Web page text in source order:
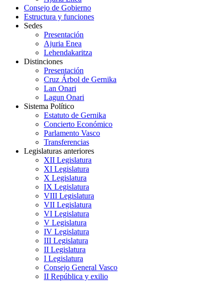
Consejo de Gobierno
Estructura y funciones
Sedes
Presentación
Ajuria Enea
Lehendakaritza
Distinciones
Presentación
Cruz Árbol de Gernika
Lan Onari
Lagun Onari
Sistema Político
Estatuto de Gernika
Concierto Económico
Parlamento Vasco
Transferencias
Legislaturas anteriores
XII Legislatura
XI Legislatura
X Legislatura
IX Legislatura
VIII Legislatura
VII Legislatura
VI Legislatura
V Legislatura
IV Legislatura
III Legislatura
II Legislatura
I Legislatura
Consejo General Vasco
II República y exilio